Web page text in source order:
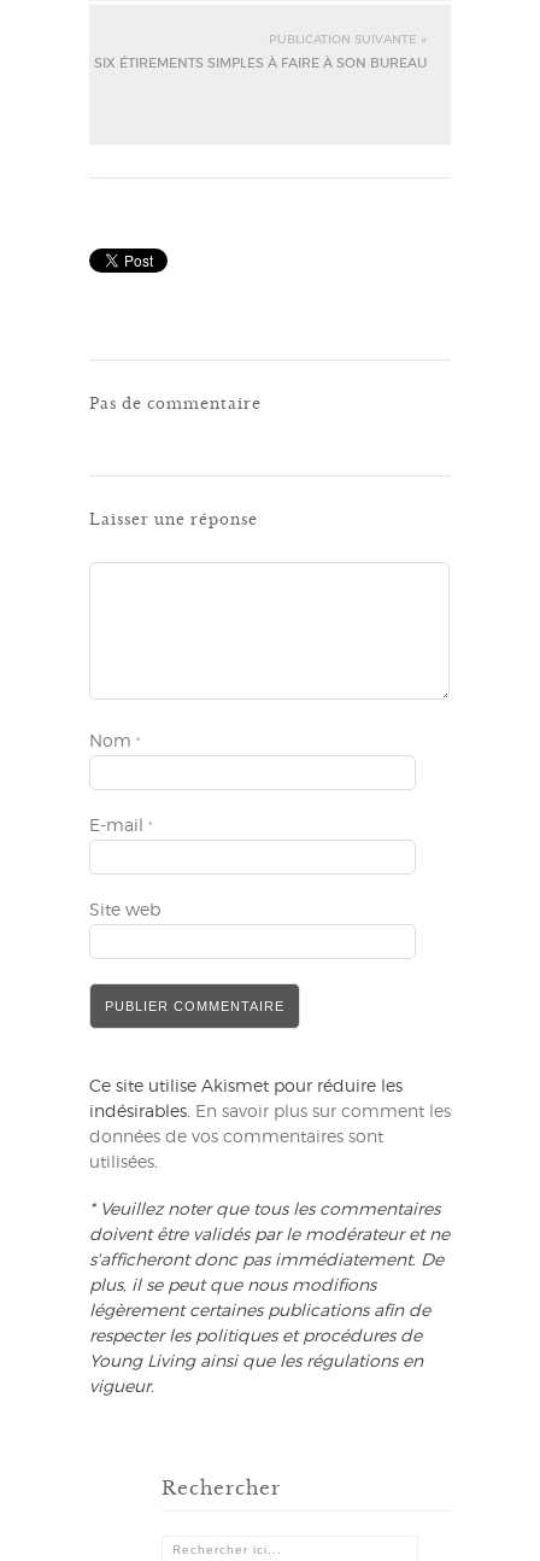
PUBLICATION SUIVANTE »
SIX ÉTIREMENTS SIMPLES À FAIRE À SON BUREAU
Pas de commentaire
Laisser une réponse
Nom *
E-mail *
Site web
Ce site utilise Akismet pour réduire les
indésirables. En savoir plus sur comment les
données de vos commentaires sont
utilisées.
* Veuillez noter que tous les commentaires
doivent être validés par le modérateur et ne
s'afficheront donc pas immédiatement. De
plus, il se peut que nous modifions
légèrement certaines publications afin de
respecter les politiques et procédures de
Young Living ainsi que les régulations en
vigueur.
Rechercher